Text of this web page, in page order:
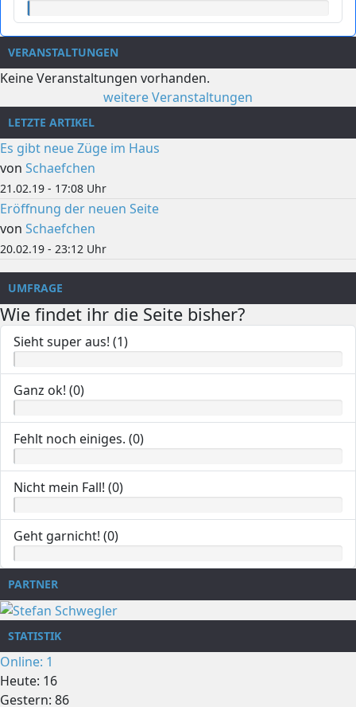
VERANSTALTUNGEN
Keine Veranstaltungen vorhanden.
weitere Veranstaltungen
LETZTE ARTIKEL
Es gibt neue Züge im Haus
von Schaefchen
21.02.19 - 17:08 Uhr
Eröffnung der neuen Seite
von Schaefchen
20.02.19 - 23:12 Uhr
UMFRAGE
Wie findet ihr die Seite bisher?
Sieht super aus! (1)
Ganz ok! (0)
Fehlt noch einiges. (0)
Nicht mein Fall! (0)
Geht garnicht! (0)
PARTNER
STATISTIK
Online: 1
Heute: 16
Gestern: 86